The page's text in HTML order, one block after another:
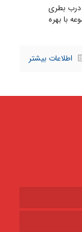
درب بطری
با بهره
اطلاعات بیشتر